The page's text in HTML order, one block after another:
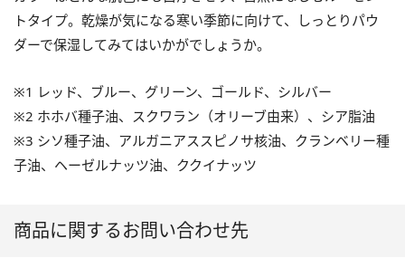
トタイプ。乾燥が気になる寒い季節に向けて、しっとりパウ
ダーで保湿してみてはいかがでしょうか。
※1 レッド、ブルー、グリーン、ゴールド、シルバー
※2 ホホバ種子油、スクワラン（オリーブ由来）、シア脂油
※3 シソ種子油、アルガニアススピノサ核油、クランベリー種
子油、ヘーゼルナッツ油、ククイナッツ
商品に関するお問い合わせ先